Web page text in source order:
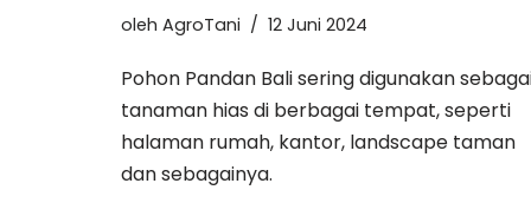
oleh AgroTani 12 Juni 2024
Pohon Pandan Bali sering digunakan
tanaman hias di berbagai tempat, seperti
halaman rumah, kantor, landscape taman
dan sebagainya.